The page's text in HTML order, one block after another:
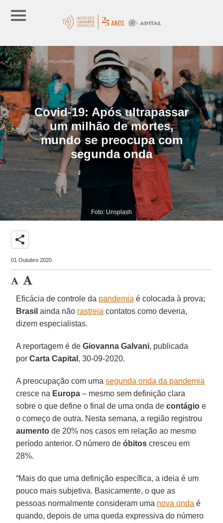
Covid-19: Após ultrapassar
um milhão de mortes,
mundo se preocupa com
segunda onda
Foto: Unsplash
share
01 Outubro 2020
Eficácia de controle da pandemia é colocada à prova;
Brasil ainda não rastreia contatos como deveria,
dizem especialistas.
A reportagem é deGiovanna Galvani, publicada
porCarta Capital , 30-09-2020.
A preocupação com umasegunda onda da pandemia
cresce na Europa – mesmo sem definição clara
sobre o que define o final de uma onda decontágio e
o começo de outra. Nesta semana, a região registrou
aumento de 20% nos casos em relação ao mesmo
período anterior. O número deóbitos cresceu em
28%.
“Mais do que uma definição específica, a ideia é um
pouco mais subjetiva. Basicamente, o que as
pessoas normalmente consideram uma nova onda é
quando, depois de uma queda expressiva do número